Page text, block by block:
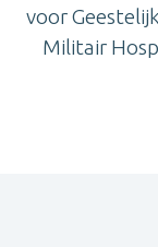
voor
Militair